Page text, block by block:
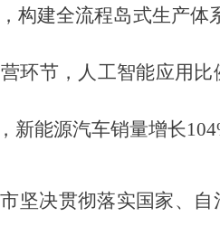
构建全流程岛式生产
环节，人工智能应用比
，新能源汽车销量增长
坚决贯彻落实国家、